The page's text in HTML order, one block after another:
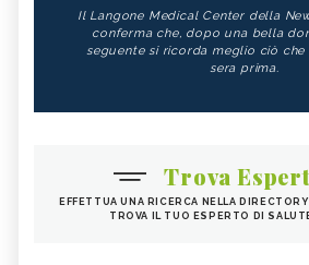
Il Langone Medical Center della
conferma che, dopo una bella
seguente si ricorda meglio ciò
sera prima.
Trova
EFFETTUA UNA RICERCA NELLA
TROVA IL TUO ESPERTO DI